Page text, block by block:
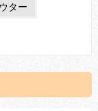
ター